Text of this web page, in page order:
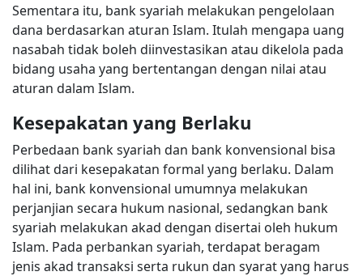
Sementara itu, bank syariah melakukan pengelolaan
dana berdasarkan aturan Islam. Itulah mengapa uang
nasabah tidak boleh diinvestasikan atau dikelola pada
bidang usaha yang bertentangan dengan nilai atau
aturan dalam Islam.
Kesepakatan yang Berlaku
Perbedaan bank syariah dan bank konvensional bisa
dilihat dari kesepakatan formal yang berlaku. Dalam
hal ini, bank konvensional umumnya melakukan
perjanjian secara hukum nasional, sedangkan bank
syariah melakukan akad dengan disertai oleh hukum
Islam. Pada perbankan syariah, terdapat beragam
jenis akad transaksi serta rukun dan syarat yang harus